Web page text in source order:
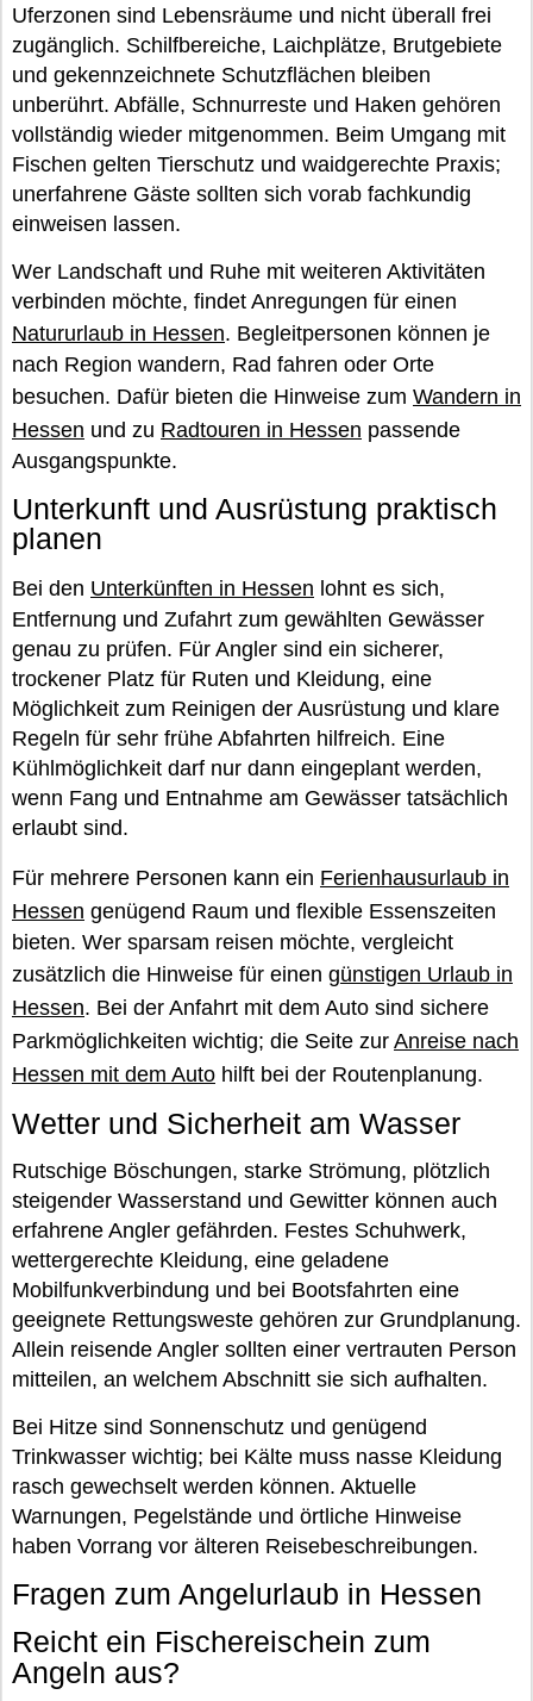
Uferzonen sind Lebensräume und nicht überall frei
zugänglich. Schilfbereiche, Laichplätze, Brutgebiete
und gekennzeichnete Schutzflächen bleiben
unberührt. Abfälle, Schnurreste und Haken gehören
vollständig wieder mitgenommen. Beim Umgang mit
Fischen gelten Tierschutz und waidgerechte Praxis;
unerfahrene Gäste sollten sich vorab fachkundig
einweisen lassen.
Wer Landschaft und Ruhe mit weiteren Aktivitäten
verbinden möchte, findet Anregungen für einen
Natururlaub in Hessen. Begleitpersonen können je
nach Region wandern, Rad fahren oder Orte
besuchen. Dafür bieten die Hinweise zum Wandern in
Hessen und zu Radtouren in Hessen passende
Ausgangspunkte.
Unterkunft und Ausrüstung praktisch
planen
Bei den Unterkünften in Hessen lohnt es sich,
Entfernung und Zufahrt zum gewählten Gewässer
genau zu prüfen. Für Angler sind ein sicherer,
trockener Platz für Ruten und Kleidung, eine
Möglichkeit zum Reinigen der Ausrüstung und klare
Regeln für sehr frühe Abfahrten hilfreich. Eine
Kühlmöglichkeit darf nur dann eingeplant werden,
wenn Fang und Entnahme am Gewässer tatsächlich
erlaubt sind.
Für mehrere Personen kann ein Ferienhausurlaub in
Hessen genügend Raum und flexible Essenszeiten
bieten. Wer sparsam reisen möchte, vergleicht
zusätzlich die Hinweise für einen günstigen Urlaub in
Hessen. Bei der Anfahrt mit dem Auto sind sichere
Parkmöglichkeiten wichtig; die Seite zur Anreise nach
Hessen mit dem Auto hilft bei der Routenplanung.
Wetter und Sicherheit am Wasser
Rutschige Böschungen, starke Strömung, plötzlich
steigender Wasserstand und Gewitter können auch
erfahrene Angler gefährden. Festes Schuhwerk,
wettergerechte Kleidung, eine geladene
Mobilfunkverbindung und bei Bootsfahrten eine
geeignete Rettungsweste gehören zur Grundplanung.
Allein reisende Angler sollten einer vertrauten Person
mitteilen, an welchem Abschnitt sie sich aufhalten.
Bei Hitze sind Sonnenschutz und genügend
Trinkwasser wichtig; bei Kälte muss nasse Kleidung
rasch gewechselt werden können. Aktuelle
Warnungen, Pegelstände und örtliche Hinweise
haben Vorrang vor älteren Reisebeschreibungen.
Fragen zum Angelurlaub in Hessen
Reicht ein Fischereischein zum
Angeln aus?